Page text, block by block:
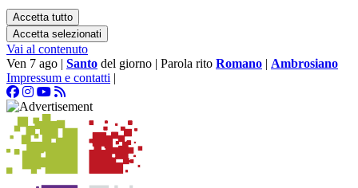
Accetta tutto
Accetta selezionati
Vai al contenuto
Ven 7 ago | Santo del giorno | Parola rito Romano | Ambrosiano
Impressum e contatti |